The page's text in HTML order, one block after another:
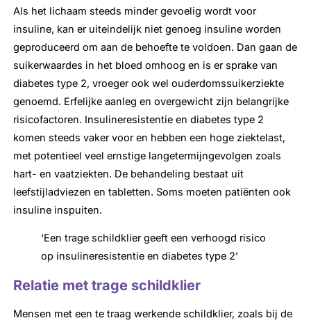
Als het lichaam steeds minder gevoelig wordt voor
insuline, kan er uiteindelijk niet genoeg insuline worden
geproduceerd om aan de behoefte te voldoen. Dan gaan de
suikerwaardes in het bloed omhoog en is er sprake van
diabetes type 2, vroeger ook wel ouderdomssuikerziekte
genoemd. Erfelijke aanleg en overgewicht zijn belangrijke
risicofactoren. Insulineresistentie en diabetes type 2
komen steeds vaker voor en hebben een hoge ziektelast,
met potentieel veel ernstige langetermijngevolgen zoals
hart- en vaatziekten. De behandeling bestaat uit
leefstijladviezen en tabletten. Soms moeten patiënten ook
insuline inspuiten.
‘Een trage schildklier geeft een verhoogd risico
op insulineresistentie en diabetes type 2’
Relatie met trage schildklier
Mensen met een te traag werkende schildklier, zoals bij de